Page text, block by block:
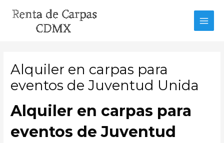
Alquiler en carpas para
eventos de Juventud Unida
Alquiler en carpas para
eventos de Juventud